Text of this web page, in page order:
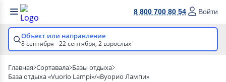
8 800 700 80 54 Войти
Объект или направление
8 сентября - 22 сентября, 2 взрослых
Главная Сортавала Базы отдыха
База отдыха «Vuorio Lampi»/«Вуорио Лампи»